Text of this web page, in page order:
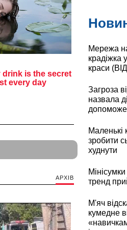
АРХІВ
Мережа
крадіжка
краси
Загроза
назвала
допоможе
Маленькі
зробити
худнути
тренд
М'яч
кумедне